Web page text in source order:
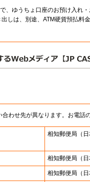
、ゆうちょ口座のお預け入れ
しは、別途、ATM硬貨預払料
わせ先が異なります。お電話
相知郵便局 （
相知郵便局 （
相知郵便局 （